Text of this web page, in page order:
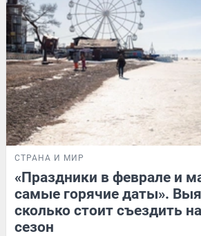
СТРАНА И МИР
«Праздники в феврале и
самые горячие даты».
сколько стоит съездить
сезон